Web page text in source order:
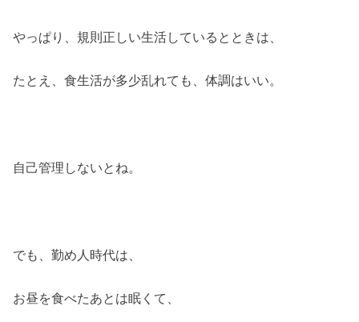
やっぱり、規則正しい生活しているとときは、
たとえ、食生活が多少乱れても、体調はいい。
自己管理しないとね。
でも、勤め人時代は、
お昼を食べたあとは眠くて、